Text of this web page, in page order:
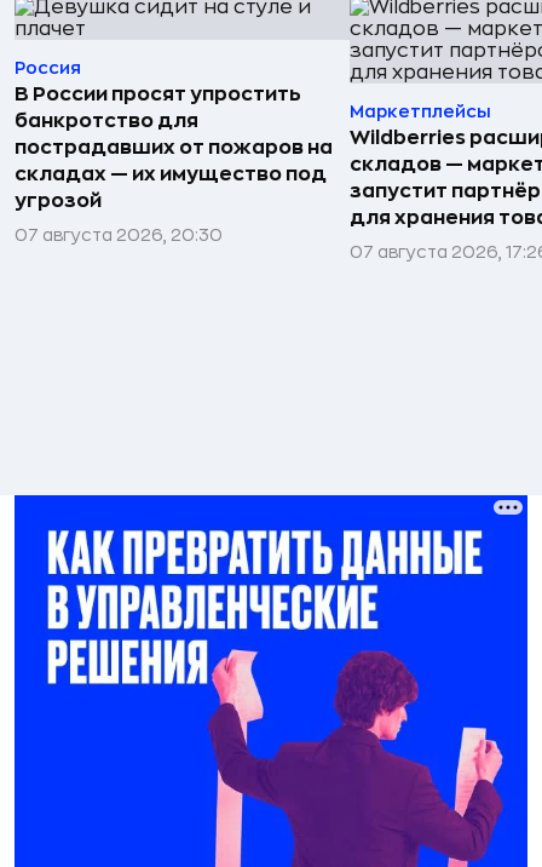
Россия
В России просят упростить
банкротство для
пострадавших от пожаров на
складах — их имущество под
угрозой
07 августа 2026, 20:30
Маркетплейсы
Wildberries
складов —
запустит
для хранения
07 августа 2026,